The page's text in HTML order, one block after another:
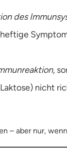
des
,
nicht
– aber nur,